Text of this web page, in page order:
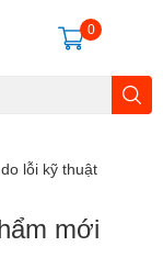
0
lỗi kỹ thuật
mới